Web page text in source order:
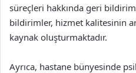
süreçleri hakkında geri
bildirimler, hizmet kalitesinin
kaynak oluşturmaktadır.
Ayrıca, hastane bünyesinde